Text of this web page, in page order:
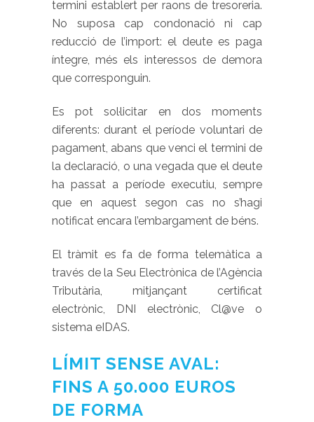
termini establert per raons de tresoreria.
No suposa cap condonació ni cap
reducció de l’import: el deute es paga
íntegre, més els interessos de demora
que corresponguin.
Es pot sol·licitar en dos moments
diferents: durant el període voluntari de
pagament, abans que venci el termini de
la declaració, o una vegada que el deute
ha passat a període executiu, sempre
que en aquest segon cas no s’hagi
notificat encara l’embargament de béns.
El tràmit es fa de forma telemàtica a
través de la Seu Electrònica de l’Agència
Tributària, mitjançant certificat
electrònic, DNI electrònic, Cl@ve o
sistema eIDAS.
LÍMIT SENSE AVAL:
FINS A 50.000 EUROS
DE FORMA